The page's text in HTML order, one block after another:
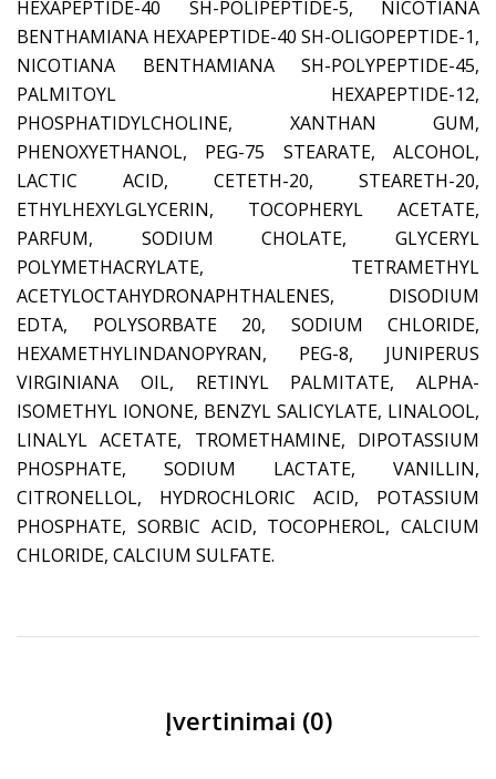
HEXAPEPTIDE-40 SH-POLIPEPTIDE-5, NICOTIANA
BENTHAMIANA HEXAPEPTIDE-40 SH-OLIGOPEPTIDE-1,
NICOTIANA BENTHAMIANA SH-POLYPEPTIDE-45,
PALMITOYL HEXAPEPTIDE-12,
PHOSPHATIDYLCHOLINE, XANTHAN GUM,
PHENOXYETHANOL, PEG-75 STEARATE, ALCOHOL,
LACTIC ACID, CETETH-20, STEARETH-20,
ETHYLHEXYLGLYCERIN, TOCOPHERYL ACETATE,
PARFUM, SODIUM CHOLATE, GLYCERYL
POLYMETHACRYLATE, TETRAMETHYL
ACETYLOCTAHYDRONAPHTHALENES, DISODIUM
EDTA, POLYSORBATE 20, SODIUM CHLORIDE,
HEXAMETHYLINDANOPYRAN, PEG-8, JUNIPERUS
VIRGINIANA OIL, RETINYL PALMITATE, ALPHA-
ISOMETHYL IONONE, BENZYL SALICYLATE, LINALOOL,
LINALYL ACETATE, TROMETHAMINE, DIPOTASSIUM
PHOSPHATE, SODIUM LACTATE, VANILLIN,
CITRONELLOL, HYDROCHLORIC ACID, POTASSIUM
PHOSPHATE, SORBIC ACID, TOCOPHEROL, CALCIUM
CHLORIDE, CALCIUM SULFATE.
Įvertinimai (0)